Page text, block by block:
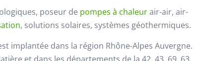
poseur de pompes à chaleurair-air, air-
, solutions solaires, systèmes géothermiques.
implantée dans la région Rhône-Alpes Auvergne.
et dans les départements de la 42, 43, 69, 63,